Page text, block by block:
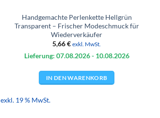
Handgemachte Perlenkette Hellgrün
Transparent – Frischer Modeschmuck für
Wiederverkäufer
5,66€ exkl. MwSt.
Lieferung: 07.08.2026- 10.08.2026
IN DEN WARENKORB
exkl. 19 % MwSt.